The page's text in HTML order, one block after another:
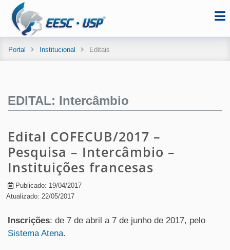
Portal Institucional Editais
EDITAL: Intercâmbio
Edital COFECUB/2017 –
Pesquisa – Intercâmbio –
Instituições francesas
Publicado: 19/04/2017
Atualizado: 22/05/2017
Inscrições: de 7 de abril a 7 de junho de 2017, pelo
Sistema Atena.